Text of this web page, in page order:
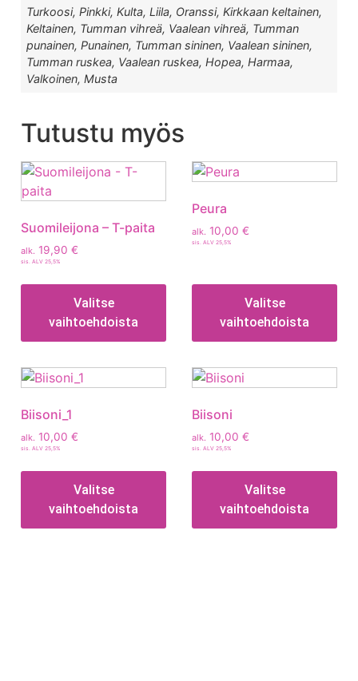
Turkoosi, Pinkki, Kulta, Liila, Oranssi, Kirkkaan keltainen,
Keltainen, Tumman vihreä, Vaalean vihreä, Tumman
punainen, Punainen, Tumman sininen, Vaalean sininen,
Tumman ruskea, Vaalean ruskea, Hopea, Harmaa,
Valkoinen, Musta
Tutustu myös
Suomileijona – T-paita
alk. 19,90 €
sis. ALV 25,5%
Valitse
vaihtoehdoista
Peura
alk. 10,00 €
sis. ALV 25,5%
Valitse
vaihtoehdoista
Biisoni_1
alk. 10,00 €
sis. ALV 25,5%
Valitse
vaihtoehdoista
Biisoni
alk. 10,00 €
sis. ALV 25,5%
Valitse
vaihtoehdoista